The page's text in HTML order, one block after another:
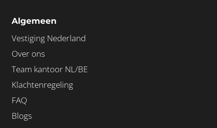
Algemeen
Vestiging Nederland
Over ons
Team kantoor NL/BE
Klachtenregeling
FAQ
Blogs